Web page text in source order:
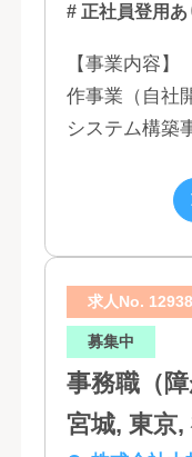
# 正社員登用あ
【事業内容】
作事業（自社
システム構築
（5）営業代
求人No. 12938
募集中
事務職（障が
宮城, 東京,